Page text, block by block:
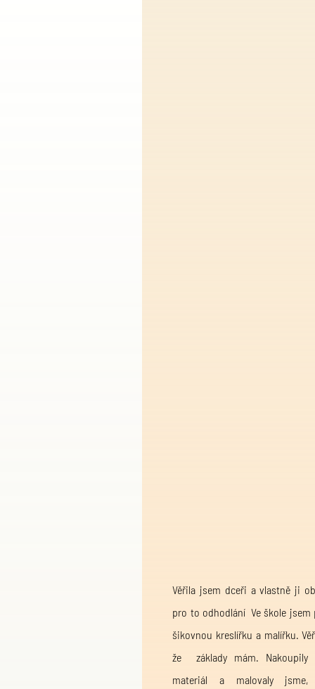
Věřila jsem dceři a vlastně ji
pro to odhodlání Ve škole jsem
šikovnou kreslířku a malířku.
že základy mám.
materiál a malovaly jsme,